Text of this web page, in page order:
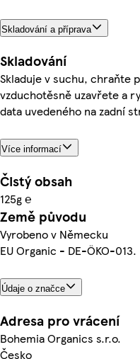
Skladování a příprava
Skladování
Skladuje v suchu, chraňte
vzduchotěsně uzavřete a
data uvedeného na zadní
Více informací
Čistý obsah
125g ℮
Země původu
Vyrobeno v Německu
EU Organic - DE-ÖKO-013.
Údaje o značce
Adresa pro vrácení
Bohemia Organics s.r.o.
Česko